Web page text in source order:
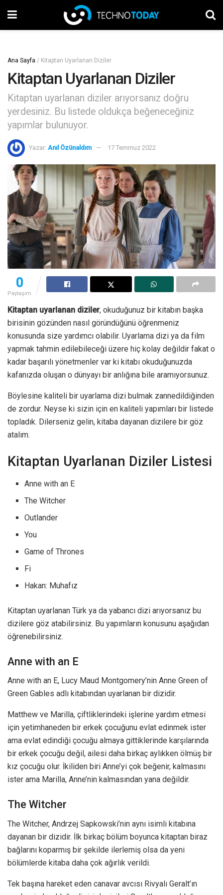
Ana Sayfa / Kitaptan Uyarlanan Diziler
Kitaptan Uyarlanan Diziler
Kitaptan uyarlanan diziler arıyorsanız doğru
yerdesiniz. Bu listede oldukça beğeneceğiniz
yapımlar bulunuyor.
Yazar: Anıl Özünaldım 17 Temmuz 2022
0
Paylaşım
Kitaptan uyarlanan diziler, okuduğunuz bir kitabın başka
birisinin gözünden nasıl göründüğünü öğrenmeniz
konusunda size yardımcı olabilir. Uyarlama dizi ya da film
yapmak tahmin edilebileceği üzere hiç kolay değildir fakat o
kadar başarılı yönetmenler var ki kitabı okuduğunuzda
kafanızda oluşan o dünyayı bir anlığına bile aramıyorsunuz.
Böylesine kaliteli bir uyarlama dizi bulmak zannedildiğinden
de zordur. Neyse ki sizin için en kaliteli yapımları bir listede
topladık. Dilerseniz gelin, kitaba dayanan dizilere bir göz
atalım.
Kitaptan Uyarlanan Diziler Listesi
Anne with an E
The Witcher
Outlander
You
Game of Thrones
Fi
Hakan: Muhafız
Kitaptan uyarlanan Türk ya da yabancı dizi arıyorsanız bu
dizilere göz atabilirsiniz. Bu yapımların konusunu aşağıdan
öğrenebilirsiniz.
Anne with an E
Anne with an E, Lucy Maud Montgomery’nin Anne Green of
Green Gables adlı kitabından uyarlanan bir dizidir.
Matthew ve Marilla, çiftliklerindeki işlerine yardım etmesi
için yetimhaneden bir erkek çocuğunu evlat edinmek ister
ama evlat edindiği çocuğu almaya gittiklerinde karşılarında
bir erkek çocuğu değil, ailesi daha birkaç aylıkken ölmüş bir
kız çocuğu olur. İkiliden biri Anne’yi çok beğenir, kalmasını
ister ama Marilla, Anne’nin kalmasından yana değildir.
The Witcher
The Witcher, Andrzej Sapkowski’nin aynı isimli kitabına
dayanan bir dizidir. İlk birkaç bölüm boyunca kitaptan biraz
bağlarını koparmış bir şekilde ilerlemiş olsa da yeni
bölümlerde kitaba daha çok ağırlık verildi.
Tek başına hareket eden canavar avcısı Rivyalı Geralt’ın